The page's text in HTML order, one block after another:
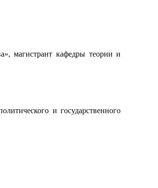
магистрант кафедры теории и
и государственного